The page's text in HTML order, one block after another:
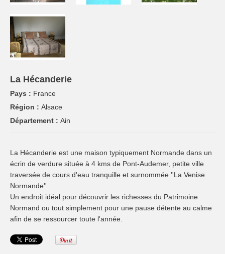
La Hécanderie
Pays : France
Région : Alsace
Département : Ain
La Hécanderie est une maison typiquement Normande dans un
écrin de verdure située à 4 kms de Pont-Audemer, petite ville
traversée de cours d'eau tranquille et surnommée ''La Venise
Normande''.
Un endroit idéal pour découvrir les richesses du Patrimoine
Normand ou tout simplement pour une pause détente au calme
afin de se ressourcer toute l'année.